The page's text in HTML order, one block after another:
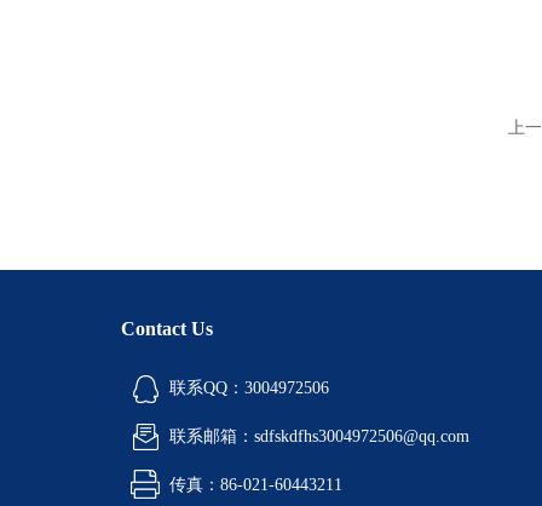
上
Contact Us
联系QQ：3004972506
联系邮箱：sdfskdfhs3004972506@qq.com
传真：86-021-60443211